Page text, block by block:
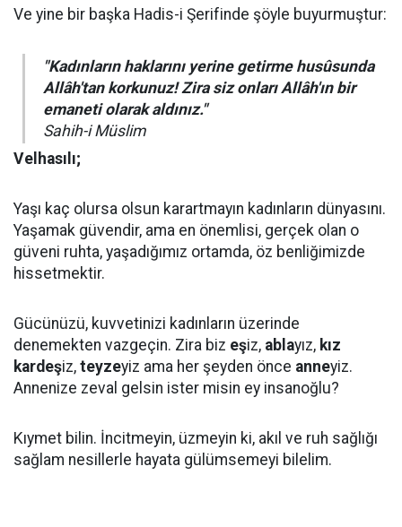
Ve yine bir başka Hadis-i Şerifinde şöyle buyurmuştur:
"Kadınların haklarını yerine getirme husûsunda
Allâh'tan korkunuz! Zira siz onları Allâh'ın bir
emaneti olarak aldınız."
Sahih-i Müslim
Velhasılı;
Yaşı kaç olursa olsun karartmayın kadınların dünyasını.
Yaşamak güvendir, ama en önemlisi, gerçek olan o
güveni ruhta, yaşadığımız ortamda, öz benliğimizde
hissetmektir.
Gücünüzü, kuvvetinizi kadınların üzerinde
denemekten vazgeçin. Zira biz eşiz, ablayız, kız
kardeşiz, teyzeyiz ama her şeyden önce anneyiz.
Annenize zeval gelsin ister misin ey insanoğlu?
Kıymet bilin. İncitmeyin, üzmeyin ki, akıl ve ruh sağlığı
sağlam nesillerle hayata gülümsemeyi bilelim.